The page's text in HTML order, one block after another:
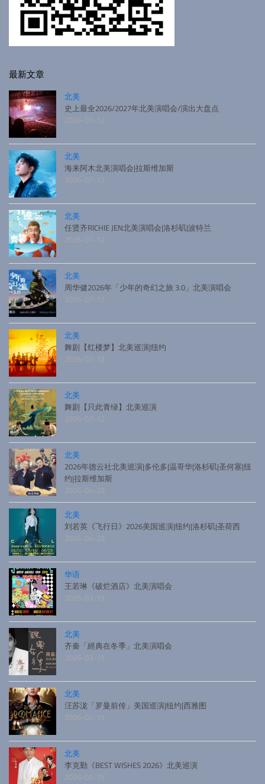
最新文章
北美
史上最全2026/2027年北美演唱会/演出大盘点
2026-07-12
北美
海来阿木北美演唱会|拉斯维加斯
2026-07-12
北美
任贤齐RICHIE JEN北美演唱会|洛杉矶|波特兰
2026-07-12
北美
周华健2026年「少年的奇幻之旅 3.0」北美演唱会
2026-07-12
北美
舞剧【红楼梦】北美巡演|纽约
2026-07-12
北美
舞剧【只此青绿】北美巡演
2026-07-12
北美
2026年德云社北美巡演|多伦多|温哥华|洛杉矶|圣何塞|纽
约|拉斯维加斯
2026-04-29
北美
刘若英《飞行日》2026美国巡演|纽约|洛杉矶|圣荷西
2026-04-29
华语
王若琳《破烂酒店》北美演唱会
2026-03-15
北美
齐秦「經典在冬季」北美演唱会
2026-03-15
北美
汪苏泷「罗曼前传」美国巡演|纽约|西雅图
2026-02-15
北美
李克勤《BEST WISHES 2026》北美巡演
2026-02-15